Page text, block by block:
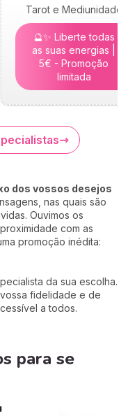
Tarot e Mediunidade
🔮✨ Liberte todas
as suas energias |
5€ - Promoção
limitada
dos vossos desejos
nas quais são
Ouvimos os
com as
promoção inédita:
da sua escolha.
fidelidade e de
a todos.
para se